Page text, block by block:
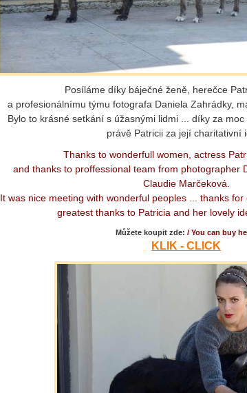
Posíláme díky báječné ženě, herečce
a profesionálnímu týmu fotografa Daniela Zahrádky,
Bylo to krásné setkání s úžasnými lidmi ... díky za
právě Patricii za její charitativní
Thanks to wonderfull women, actress
and thanks to proffessional team from photographer
Claudie Marčeková.
It was nice meeting with wonderful peoples ... thanks
greatest thanks to Patricia and her lovely
Můžete koupit zde: / You can buy
KLIK - CLICK